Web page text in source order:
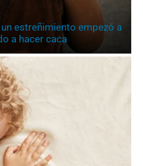
estreñimiento empezó a
a hacer caca